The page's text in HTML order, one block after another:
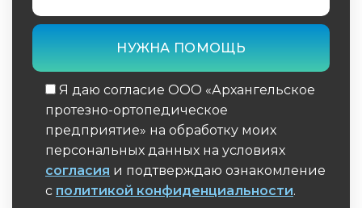
Особенности применения корректирующих
аппаратов в педиатрии
Экономическая эффективность
использования 3D-сканирования
Обучение пациентов использованию
корректирующих аппаратов
Я даю согласие ООО «Архангельское
протезно-ортопедическое
предприятие» на обработку моих
персональных данных на условиях
согласия и подтверждаю ознакомление
с политикой конфиденциальности.